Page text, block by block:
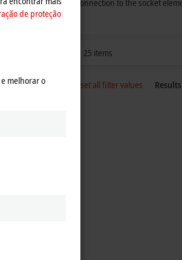
an IP65-protected connection to the socket
25 items
Reset all filter values
de proteção
melhorar o